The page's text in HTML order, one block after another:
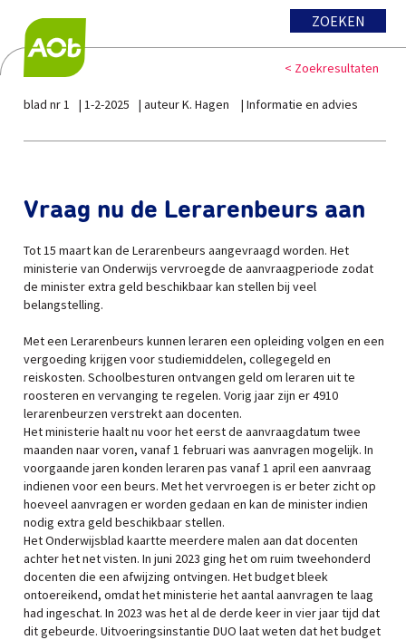
ZOEKEN
< Zoekresultaten
blad nr 1 1-2-2025 auteur K. Hagen Informatie en advies
Vraag nu de Lerarenbeurs aan
Tot 15 maart kan de Lerarenbeurs aangevraagd worden. Het
ministerie van Onderwijs vervroegde de aanvraagperiode zodat
de minister extra geld beschikbaar kan stellen bij veel
belangstelling.
Met een Lerarenbeurs kunnen leraren een opleiding volgen en een
vergoeding krijgen voor studiemiddelen, collegegeld en
reiskosten. Schoolbesturen ontvangen geld om leraren uit te
roosteren en vervanging te regelen. Vorig jaar zijn er 4910
lerarenbeurzen verstrekt aan docenten.
Het ministerie haalt nu voor het eerst de aanvraagdatum twee
maanden naar voren, vanaf 1 februari was aanvragen mogelijk. In
voorgaande jaren konden leraren pas vanaf 1 april een aanvraag
indienen voor een beurs. Met het vervroegen is er beter zicht op
hoeveel aanvragen er worden gedaan en kan de minister indien
nodig extra geld beschikbaar stellen.
Het Onderwijsblad kaartte meerdere malen aan dat docenten
achter het net visten. In juni 2023 ging het om ruim tweehonderd
docenten die een afwijzing ontvingen. Het budget bleek
ontoereikend, omdat het ministerie het aantal aanvragen te laag
had ingeschat. In 2023 was het al de derde keer in vier jaar tijd dat
dit gebeurde. Uitvoeringsinstantie DUO laat weten dat het budget